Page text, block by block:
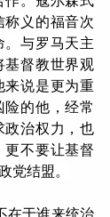
称义的福音次
与罗马天主
基督教世界观
来说是更为重
的他，经常
治权力， 也
不要让基督
党结盟。